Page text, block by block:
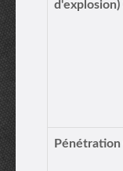
d'explosion)
Pénétration